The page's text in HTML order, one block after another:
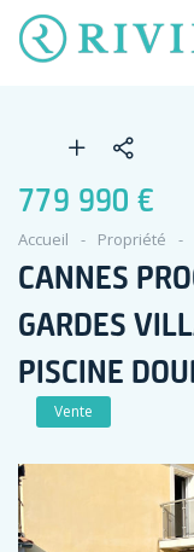
779 990 €
Accueil Propriété
CANNES
GARDES
PISCINE
Vente